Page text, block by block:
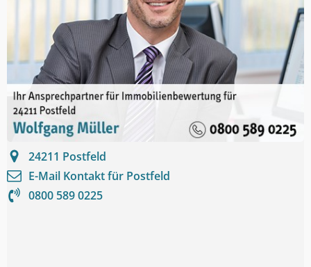
24211 Postfeld
E-Mail Kontakt für Postfeld
0800 589 0225